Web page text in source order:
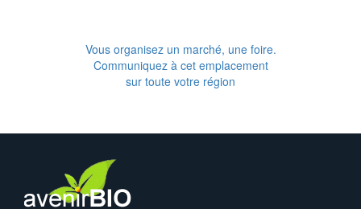
Vous organisez un marché, une foire.
Communiquez à cet emplacement
sur toute votre région